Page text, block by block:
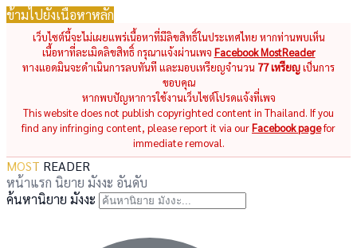
ข้ามไปยังเนื้อหาหลัก
เว็บไซต์นี้จะไม่เผยแพร่เนื้อหาที่มีลิขสิทธิ์ในประเทศไทย หากท่านพบเห็น
เนื้อหาที่ละเมิดลิขสิทธิ์ กรุณาแจ้งผ่านเพจ Facebook MostReader
ทางแอดมินจะดำเนินการลบทันที และมอบเหรียญจำนวน 77 เหรียญเป็นการ
ขอบคุณ
หากพบปัญหาการใช้งานเว็บไซต์โปรดแจ้งที่เพจ
This website does not publish copyrighted content in Thailand. If you
find any infringing content, please report it via ourFacebook pagefor
immediate removal.
MOST READER
หน้าแรก นิยาย มังงะ อันดับ
ค้นหานิยาย มังงะ